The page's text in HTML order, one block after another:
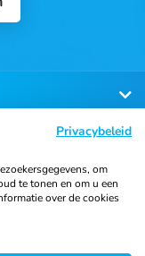
Privacybeleid
om
te tonen en om u een
over de cookies